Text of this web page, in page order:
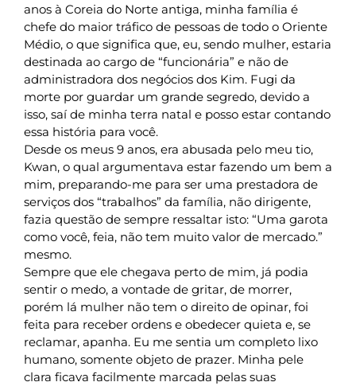
anos à Coreia do Norte antiga, minha família é
chefe do maior tráfico de pessoas de todo o Oriente
Médio, o que significa que, eu, sendo mulher, estaria
destinada ao cargo de “funcionária” e não de
administradora dos negócios dos Kim. Fugi da
morte por guardar um grande segredo, devido a
isso, saí de minha terra natal e posso estar contando
essa história para você.
Desde os meus 9 anos, era abusada pelo meu tio,
Kwan, o qual argumentava estar fazendo um bem a
mim, preparando-me para ser uma prestadora de
serviços dos “trabalhos” da família, não dirigente,
fazia questão de sempre ressaltar isto: “Uma garota
como você, feia, não tem muito valor de mercado.”
mesmo.
Sempre que ele chegava perto de mim, já podia
sentir o medo, a vontade de gritar, de morrer,
porém lá mulher não tem o direito de opinar, foi
feita para receber ordens e obedecer quieta e, se
reclamar, apanha. Eu me sentia um completo lixo
humano, somente objeto de prazer. Minha pele
clara ficava facilmente marcada pelas suas